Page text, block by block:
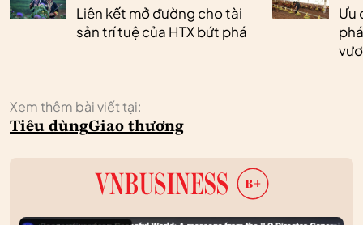
Liên kết mở đường cho tài
sản trí tuệ của HTX bứt phá
Ưu
Xem thêm bài viết tại:
Tiêu dùngGiao thương